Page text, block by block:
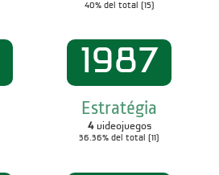
40% del total (15)
1987
Estratégia
4videojuegos
36.36% del total (11)